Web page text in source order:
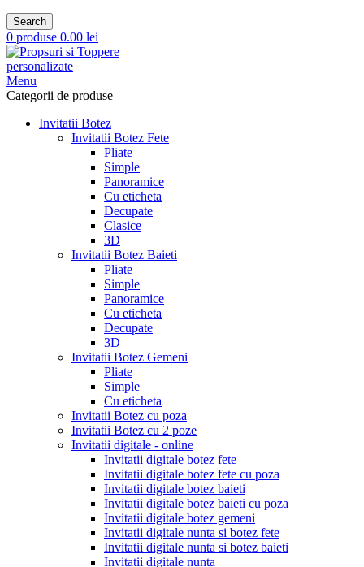
Search
0 produse 0.00 lei
Menu
Categorii de produse
Invitatii Botez
Invitatii Botez Fete
Pliate
Simple
Panoramice
Cu eticheta
Decupate
Clasice
3D
Invitatii Botez Baieti
Pliate
Simple
Panoramice
Cu eticheta
Decupate
3D
Invitatii Botez Gemeni
Pliate
Simple
Cu eticheta
Invitatii Botez cu poza
Invitatii Botez cu 2 poze
Invitatii digitale - online
Invitatii digitale botez fete
Invitatii digitale botez fete cu poza
Invitatii digitale botez baieti
Invitatii digitale botez baieti cu poza
Invitatii digitale botez gemeni
Invitatii digitale nunta si botez fete
Invitatii digitale nunta si botez baieti
Invitatii digitale nunta